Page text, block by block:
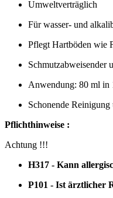
Umweltverträglich
Für wasser- und
Pflegt Hartböden wie
Schmutzabweisender
Anwendung: 80 ml in
Schonende
Pflichthinweise :
Achtung !!!
H317 - Kann
P101 - Ist ärztlicher